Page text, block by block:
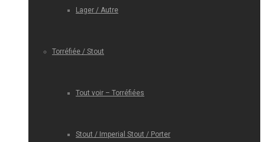
Lager / Autre
Torréfiée / Stout
Tout voir – Torréfiées
Stout / Imperial Stout / Porter